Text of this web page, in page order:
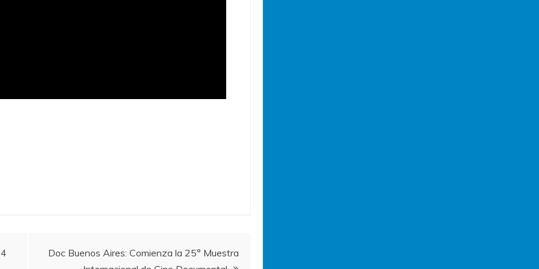
Doc Buenos Aires: Comienza la 25° Muestra